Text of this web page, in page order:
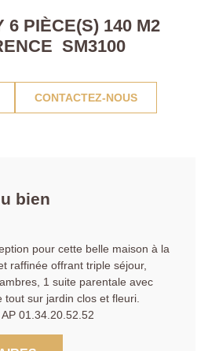
6 PIÈCE(S) 140 M2
SM3100
CONTACTEZ-NOUS
bien
pour cette belle maison à la
raffinée offrant triple séjour,
1 suite parentale avec
sur jardin clos et fleuri.
01.34.20.52.52